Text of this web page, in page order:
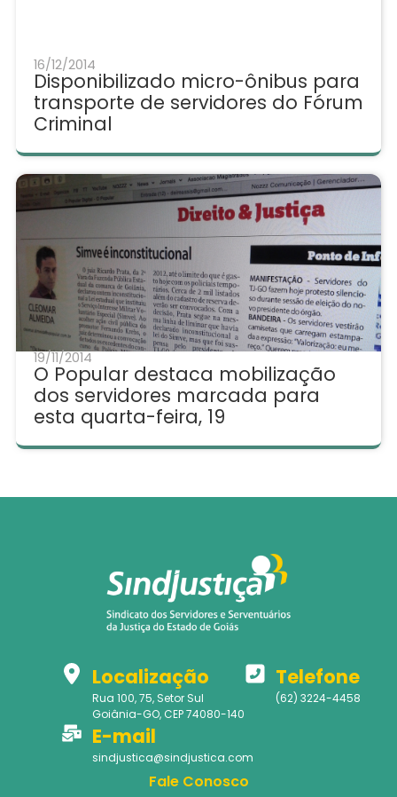
16/12/2014
Disponibilizado micro-ônibus para
transporte de servidores do Fórum
Criminal
19/11/2014
O Popular destaca mobilização
dos servidores marcada para
esta quarta-feira, 19
Localização
Rua 100, 75, Setor Sul
Goiânia-GO, CEP 74080-140
Telefone
(62) 3224-4458
E-mail
sindjustica@sindjustica.com
Fale Conosco